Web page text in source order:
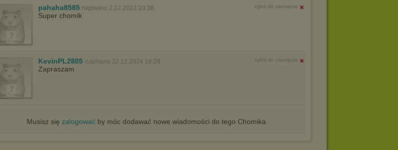
pahaha8585 napisano 2.12.2022 10:38 zgłoś do usunięcia
Super chomik
KevinPL2805 napisano 22.12.2024 16:28 zgłoś do usunięcia
Zapraszam
Musisz się zalogowaćby móc dodawać nowe wiadomości do tego Chomika.